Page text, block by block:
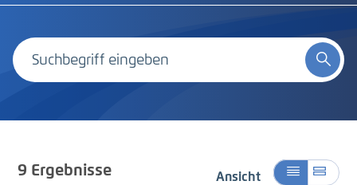
9 Ergebnisse Ansicht